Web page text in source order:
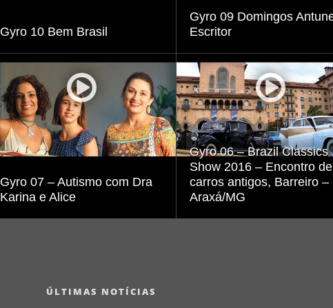
Gyro 10 Bem Brasil
Gyro 09 Domingos
Escritor
Gyro 07 – Autismo com Dra
Karina e Alice
Visualizar
Gyro 06 – Brazil Classics
Show 2016 – Encontro de
carros antigos, Barreiro –
Araxá/MG
Visualizar
ÚLTIMAS NOTÍCIAS